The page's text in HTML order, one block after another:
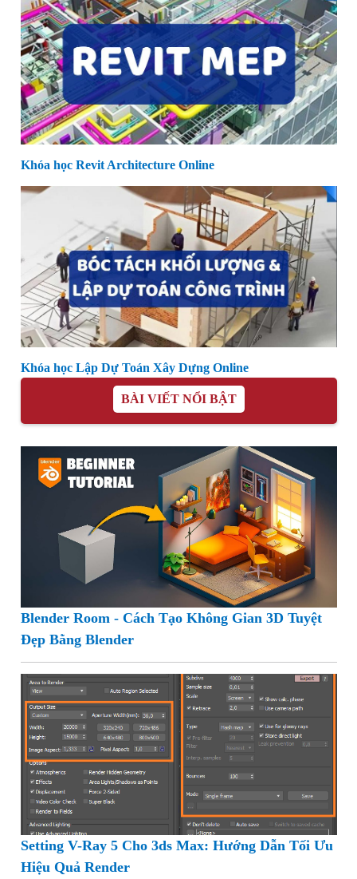
Khóa học Revit Architecture Online
Khóa học Lập Dự Toán Xây Dựng Online
BÀI VIẾT NỔI BẬT
Blender Room - Cách Tạo Không Gian 3D Tuyệt
Đẹp Bằng Blender
Setting V-Ray 5 Cho 3ds Max: Hướng Dẫn Tối Ưu
Hiệu Quả Render